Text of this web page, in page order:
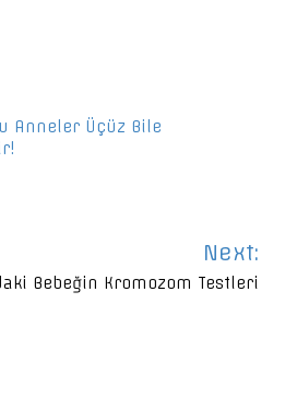
Anneler Üçüz Bile
Next:
Bebeğin Kromozom Testleri